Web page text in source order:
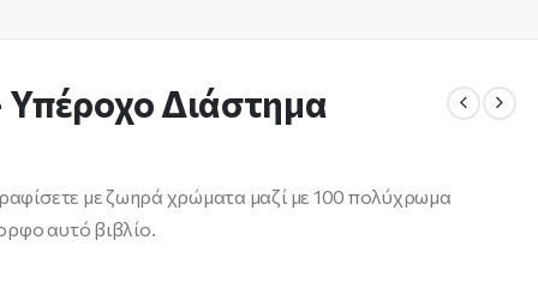
Διάστημα
με ζωηρά χρώματα μαζί με 100 πολύχρωμα
αυτό βιβλίο.